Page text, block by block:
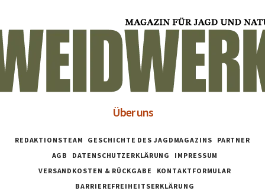
Über uns
REDAKTIONSTEAM GESCHICHTE DES JAGDMAGAZINS
PARTNER
AGB
DATENSCHUTZERKLÄRUNG
IMPRESSUM
VERSANDKOSTEN & RÜCKGABE
KONTAKTFORMULAR
BARRIEREFREIHEITSERKLÄRUNG